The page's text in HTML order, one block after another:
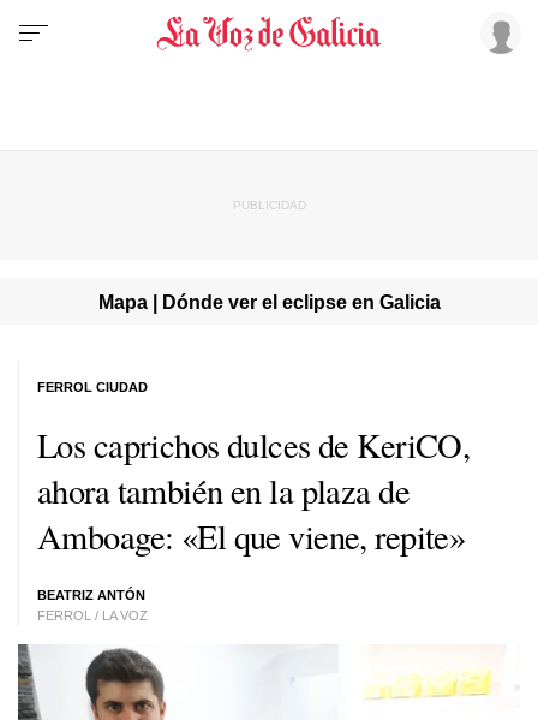
Mapa | Dónde ver el eclipse en Galicia
Los caprichos dulces de KeriCO,
ahora también en la plaza de
Amboage: «El que viene, repite»
BEATRIZ ANTÓN
FERROL / LA VOZ
FERROL CIUDAD